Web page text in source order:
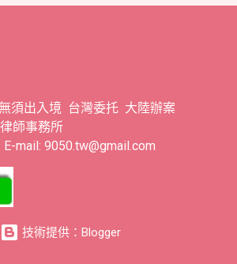
須出入境 台灣委托 大陸辦案
師事務所
mail: 9050.tw@gmail.com
技術提供：Blogger